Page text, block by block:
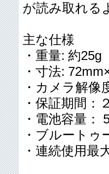
が読み取れる
主な仕様
・重量: 約25g
・寸法:
・カメラ解像
・保証期間
・電池容量：
・ブルートゥ
・連続使用最